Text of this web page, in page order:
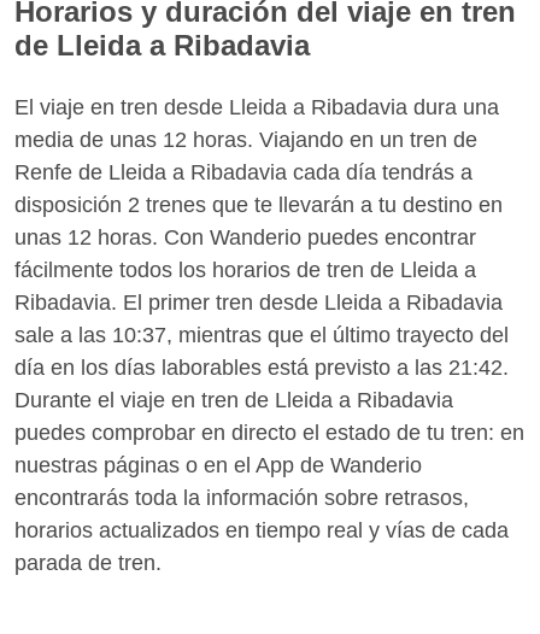
Horarios y duración del viaje en tren
de Lleida a Ribadavia
El viaje en tren desde Lleida a Ribadavia dura una
media de unas 12 horas. Viajando en un tren de
Renfe de Lleida a Ribadavia cada día tendrás a
disposición 2 trenes que te llevarán a tu destino en
unas 12 horas. Con Wanderio puedes encontrar
fácilmente todos los horarios de tren de Lleida a
Ribadavia. El primer tren desde Lleida a Ribadavia
sale a las 10:37, mientras que el último trayecto del
día en los días laborables está previsto a las 21:42.
Durante el viaje en tren de Lleida a Ribadavia
puedes comprobar en directo el estado de tu tren: en
nuestras páginas o en el App de Wanderio
encontrarás toda la información sobre retrasos,
horarios actualizados en tiempo real y vías de cada
parada de tren.